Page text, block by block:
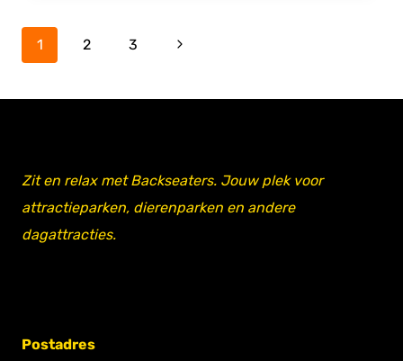
Paginanavigatie
1 2 3
Volgende
Zit en relax met Backseaters. Jouw plek voor
attractieparken, dierenparken en andere
dagattracties.
Postadres